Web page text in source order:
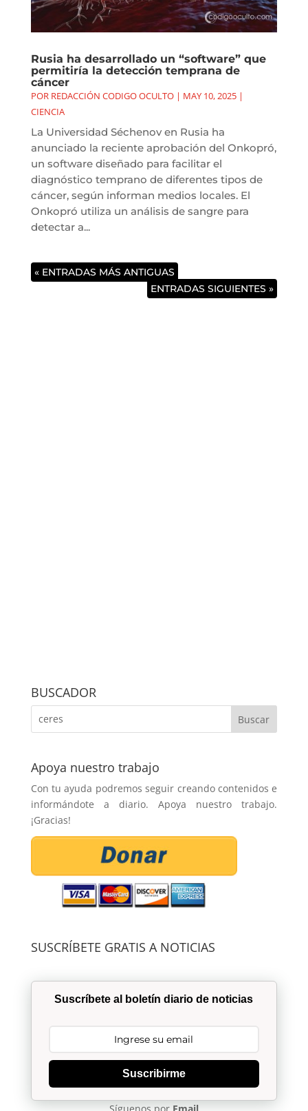
Rusia ha desarrollado un “software” que
permitiría la detección temprana de
cáncer
POR REDACCIÓN CODIGO OCULTO| MAY 10, 2025|
CIENCIA
La Universidad Séchenov en Rusia ha
anunciado la reciente aprobación del Onkopró,
un software diseñado para facilitar el
diagnóstico temprano de diferentes tipos de
cáncer, según informan medios locales. El
Onkopró utiliza un análisis de sangre para
detectar a...
« ENTRADAS MÁS ANTIGUAS
ENTRADAS SIGUIENTES »
BUSCADOR
Apoya nuestro trabajo
Con tu ayuda podremos seguir creando contenidos e
informándote a diario. Apoya nuestro trabajo.
¡Gracias!
SUSCRÍBETE GRATIS A NOTICIAS
Suscríbete al boletín diario de noticias
Suscribirme